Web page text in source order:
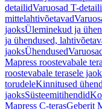
detailidVaruosad T-
mittelahtivõetavad
jaoksÜleminekud ja
ja ühendused,
jaoksÜhendused
Mapress roostevabale
roostevabale terasele
torudeleKinnitused
jaoksSüsteemitihendid
Mapress C-terasGeberit